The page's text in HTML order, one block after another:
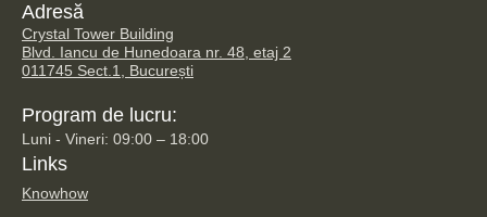
Adresă
Crystal Tower Building
Blvd. Iancu de Hunedoara nr. 48, etaj 2
011745 Sect.1, București
Program de lucru:
Luni - Vineri: 09:00 – 18:00
Links
Knowhow